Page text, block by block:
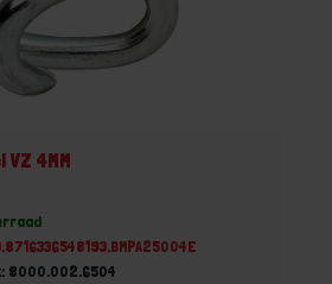
4MM
8000.002.6504